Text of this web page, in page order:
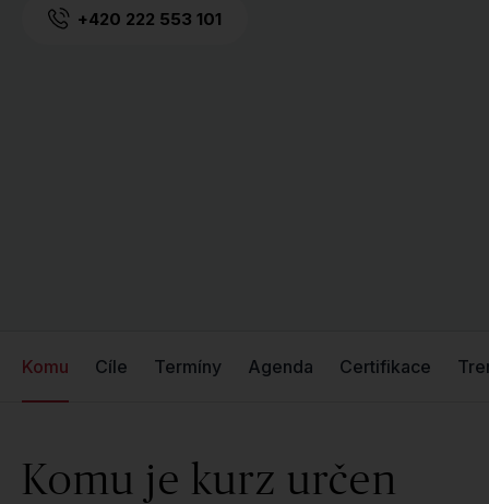
+420 222 553 101
Komu Cíle Termíny Agenda Certifikace
Komu je kurz určen